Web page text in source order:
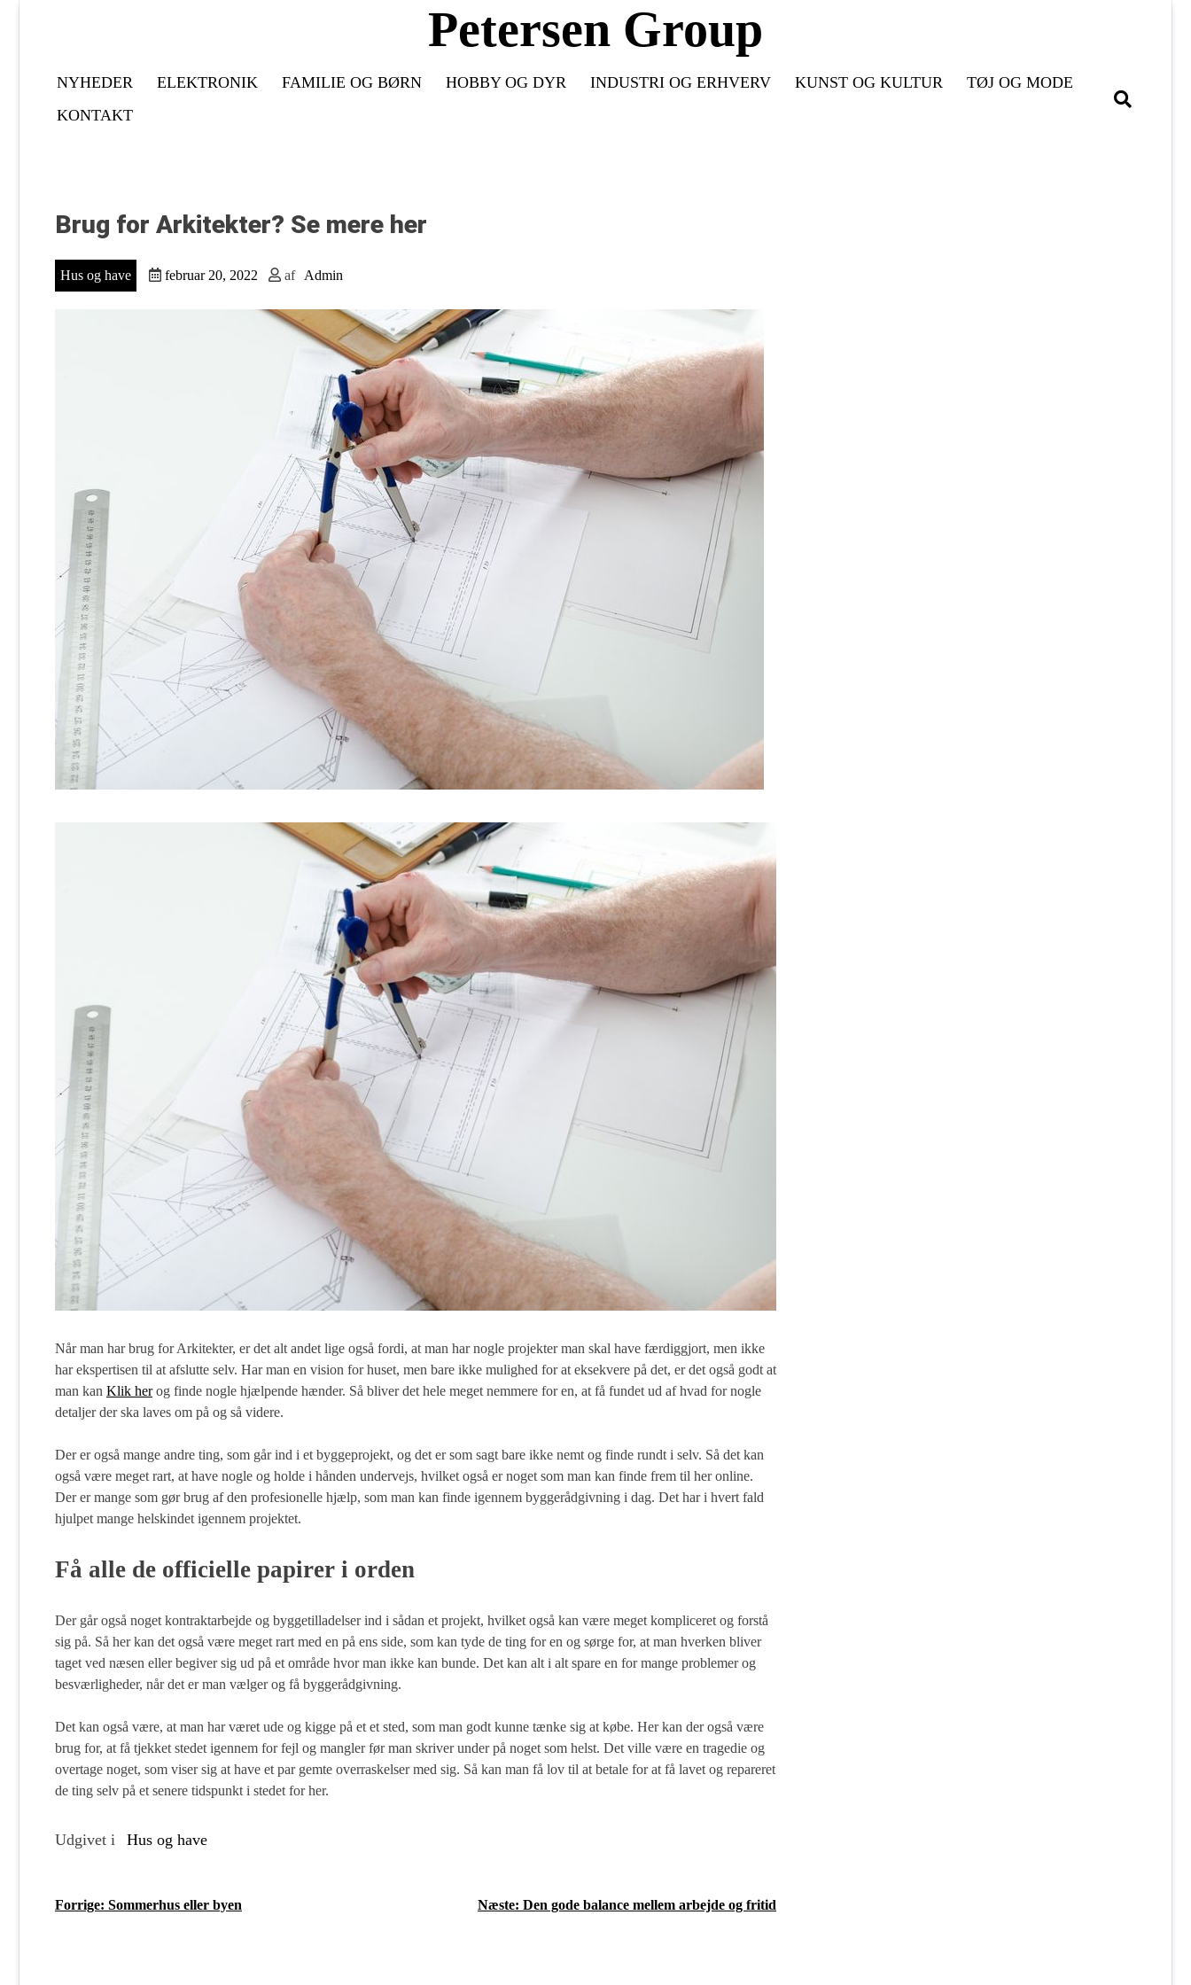
Petersen Group
NYHEDER ELEKTRONIK FAMILIE OG BØRN HOBBY OG DYR INDUSTRI OG ERHVERV KUNST OG KULTUR
TØJ OG MODE
KONTAKT
Brug for Arkitekter? Se mere her
Hus og have februar 20, 2022 af Admin
Når man har brug for Arkitekter, er det alt andet lige også fordi, at man har nogle projekter man skal have færdiggjort, men ikke
har ekspertisen til at afslutte selv. Har man en vision for huset, men bare ikke mulighed for at eksekvere på det, er det også godt at
man kan Klik herog finde nogle hjælpende hænder. Så bliver det hele meget nemmere for en, at få fundet ud af hvad for nogle
detaljer der ska laves om på og så videre.
Der er også mange andre ting, som går ind i et byggeprojekt, og det er som sagt bare ikke nemt og finde rundt i selv. Så det kan
også være meget rart, at have nogle og holde i hånden undervejs, hvilket også er noget som man kan finde frem til her online.
Der er mange som gør brug af den profesionelle hjælp, som man kan finde igennem byggerådgivning i dag. Det har i hvert fald
hjulpet mange helskindet igennem projektet.
Få alle de officielle papirer i orden
Der går også noget kontraktarbejde og byggetilladelser ind i sådan et projekt, hvilket også kan være meget kompliceret og forstå
sig på. Så her kan det også være meget rart med en på ens side, som kan tyde de ting for en og sørge for, at man hverken bliver
taget ved næsen eller begiver sig ud på et område hvor man ikke kan bunde. Det kan alt i alt spare en for mange problemer og
besværligheder, når det er man vælger og få byggerådgivning.
Det kan også være, at man har været ude og kigge på et et sted, som man godt kunne tænke sig at købe. Her kan der også være
brug for, at få tjekket stedet igennem for fejl og mangler før man skriver under på noget som helst. Det ville være en tragedie og
overtage noget, som viser sig at have et par gemte overraskelser med sig. Så kan man få lov til at betale for at få lavet og repareret
de ting selv på et senere tidspunkt i stedet for her.
Udgivet i Hus og have
I
Forrige: Sommerhus eller byen Næste: Den gode balance mellem arbejde og fritid